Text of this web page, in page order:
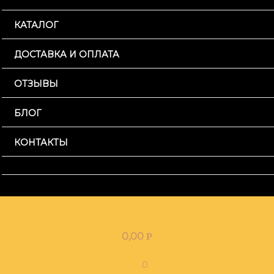
КАТАЛОГ
ДОСТАВКА И ОПЛАТА
ОТЗЫВЫ
БЛОГ
КОНТАКТЫ
0,00 Р
0